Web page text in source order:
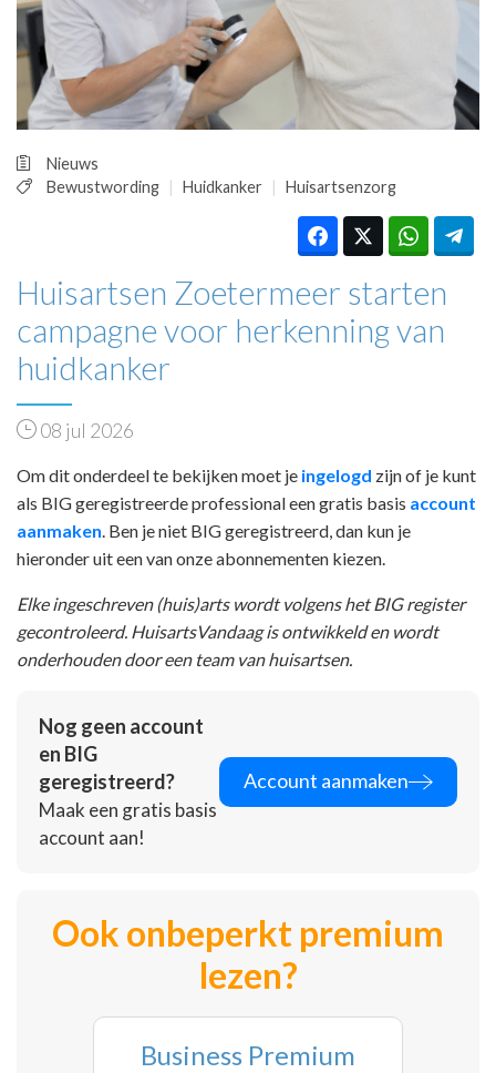
PRAKTIJKZAKEN
TARIEVEN
VPHUISARTSEN
MEDISCHE VAKHANDEL
REGISTRATIE
Nieuws
Bewustwording
Huidkanker Huisartsenzorg
Huisartsen Zoetermeer starten
campagne voor herkenning van
huidkanker
08 jul 2026
Om dit onderdeel te bekijken moet je ingelogd zijn of je kunt
als BIG geregistreerde professional een gratis basis account
aanmaken. Ben je niet BIG geregistreerd, dan kun je
hieronder uit een van onze abonnementen kiezen.
Elke ingeschreven (huis)arts wordt volgens het BIG register
gecontroleerd. HuisartsVandaag is ontwikkeld en wordt
onderhouden door een team van huisartsen.
Nog geen account
en BIG
geregistreerd?
Maak een gratis basis
account aan!
Account aanmaken
Ook onbeperkt premium
lezen?
Business Premium